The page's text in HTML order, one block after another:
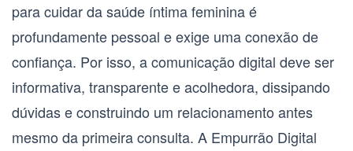
para cuidar da saúde íntima feminina é
profundamente pessoal e exige uma conexão de
confiança. Por isso, a comunicação digital deve ser
informativa, transparente e acolhedora, dissipando
dúvidas e construindo um relacionamento antes
mesmo da primeira consulta. A Empurrão Digital